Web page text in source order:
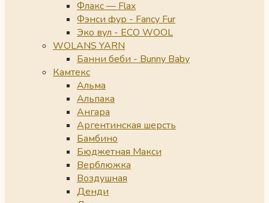
Флакс — Flax
Фэнси фур - Fancy Fur
Эко вул - ECO WOOL
WOLANS YARN
Банни беби - Bunny Baby
Камтекс
Альма
Альпака
Ангара
Аргентинская шерсть
Бамбино
Бюджетная Макси
Верблюжка
Воздушная
Денди